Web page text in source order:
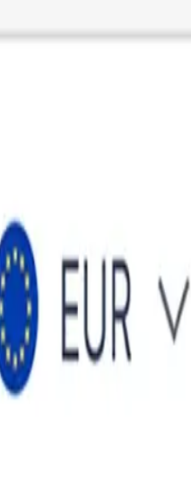
votre argent en
et plus facile.